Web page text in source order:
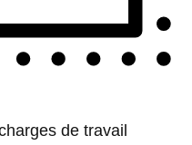
de travail